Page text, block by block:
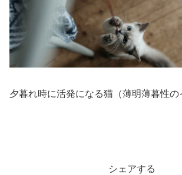
夕暮れ時に活発になる猫（薄明薄暮性の
シェアする